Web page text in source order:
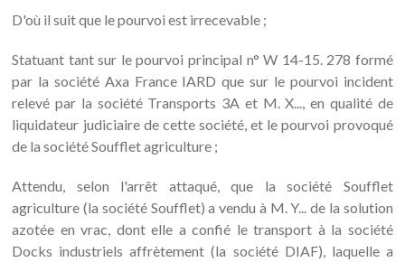
D'où il suit que le pourvoi est irrecevable ;
Statuant tant sur le pourvoi principal n° W 14-15. 278 formé
par la société Axa France IARD que sur le pourvoi incident
relevé par la société Transports 3A et M. X..., en qualité de
liquidateur judiciaire de cette société, et le pourvoi provoqué
de la société Soufflet agriculture ;
Attendu, selon l'arrêt attaqué, que la société Soufflet
agriculture (la société Soufflet) a vendu à M. Y... de la solution
azotée en vrac, dont elle a confié le transport à la société
Docks industriels affrètement (la société DIAF), laquelle a